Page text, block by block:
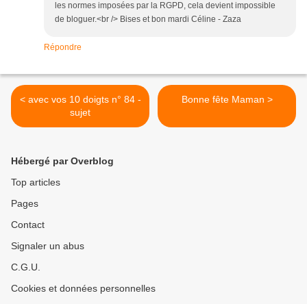
les normes imposées par la RGPD, cela devient impossible
de bloguer.<br /> Bises et bon mardi Céline - Zaza
Répondre
< avec vos 10 doigts n° 84 -
sujet
Bonne fête Maman >
Hébergé par Overblog
Top articles
Pages
Contact
Signaler un abus
C.G.U.
Cookies et données personnelles